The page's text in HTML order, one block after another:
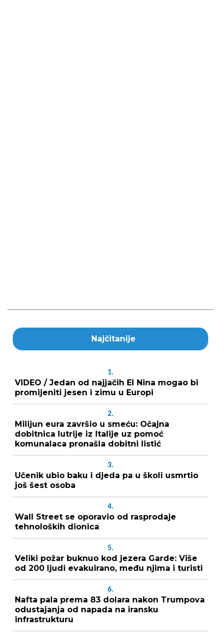
Najčitanije
1.
VIDEO / Jedan od najjačih El Nina mogao bi
promijeniti jesen i zimu u Europi
2.
Milijun eura završio u smeću: Očajna
dobitnica lutrije iz Italije uz pomoć
komunalaca pronašla dobitni listić
3.
Učenik ubio baku i djeda pa u školi usmrtio
još šest osoba
4.
Wall Street se oporavio od rasprodaje
tehnoloških dionica
5.
Veliki požar buknuo kod jezera Garde: Više
od 200 ljudi evakuirano, među njima i turisti
6.
Nafta pala prema 83 dolara nakon Trumpova
odustajanja od napada na iransku
infrastrukturu